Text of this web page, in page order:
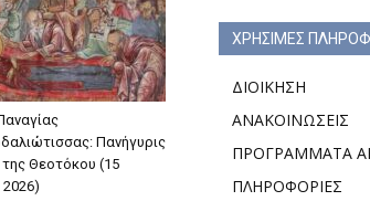
Πανήγυρις
Θεοτόκου (15
ΧΡΗΣΙΜΕΣ
ΔΙΟΙΚΗΣΗ
ΑΝΑΚΟΙΝΩΣΕΙΣ
ΠΡΟΓΡΑΜΜΑΤΑ
ΠΛΗΡΟΦΟΡΙΕΣ